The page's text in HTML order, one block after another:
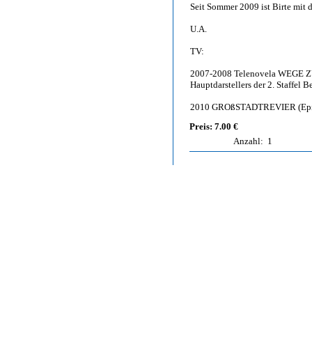
Seit Sommer 2009 ist Birte mit
U.A.
TV:
2007-2008 Telenovela WEGE
Hauptdarstellers der 2. Staffel
2010 GROßSTADTREVIER
Preis: 7.00 €
Anzahl: 1